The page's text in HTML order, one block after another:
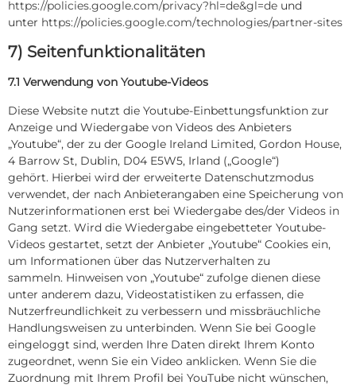
https://policies.google.com/privacy?hl=de&gl=de und
unter https://policies.google.com/technologies/partner-sites
7) Seitenfunktionalitäten
7.1 Verwendung von Youtube-Videos
Diese Website nutzt die Youtube-Einbettungsfunktion zur
Anzeige und Wiedergabe von Videos des Anbieters
„Youtube“, der zu der Google Ireland Limited, Gordon House,
4 Barrow St, Dublin, D04 E5W5, Irland („Google“)
gehört. Hierbei wird der erweiterte Datenschutzmodus
verwendet, der nach Anbieterangaben eine Speicherung von
Nutzerinformationen erst bei Wiedergabe des/der Videos in
Gang setzt. Wird die Wiedergabe eingebetteter Youtube-
Videos gestartet, setzt der Anbieter „Youtube“ Cookies ein,
um Informationen über das Nutzerverhalten zu
sammeln. Hinweisen von „Youtube“ zufolge dienen diese
unter anderem dazu, Videostatistiken zu erfassen, die
Nutzerfreundlichkeit zu verbessern und missbräuchliche
Handlungsweisen zu unterbinden. Wenn Sie bei Google
eingeloggt sind, werden Ihre Daten direkt Ihrem Konto
zugeordnet, wenn Sie ein Video anklicken. Wenn Sie die
Zuordnung mit Ihrem Profil bei YouTube nicht wünschen,